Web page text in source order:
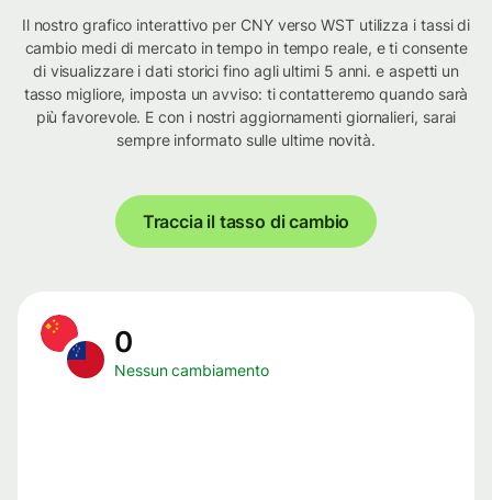
Il nostro grafico interattivo per CNY verso WST utilizza i tassi di
cambio medi di mercato in tempo in tempo reale, e ti consente
di visualizzare i dati storici fino agli ultimi 5 anni. e aspetti un
tasso migliore, imposta un avviso: ti contatteremo quando sarà
più favorevole. E con i nostri aggiornamenti giornalieri, sarai
sempre informato sulle ultime novità.
Traccia il tasso di cambio
0
Nessun cambiamento